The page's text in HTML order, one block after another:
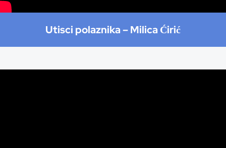
Utisci polaznika –Milica Ćirić